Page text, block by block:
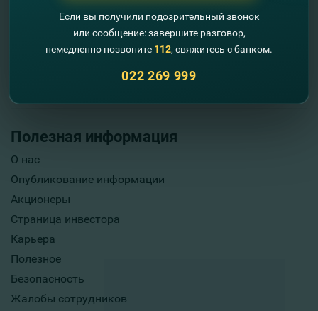
Полезная информация
О нас
Опубликование информации
Акционеры
Страница инвестора
Карьера
Полезное
Безопасность
Жалобы сотрудников
Если вы получили подозрительный звонок
или сообщение: завершите разговор,
немедленно позвоните 112, свяжитесь с банком.
022 269 999